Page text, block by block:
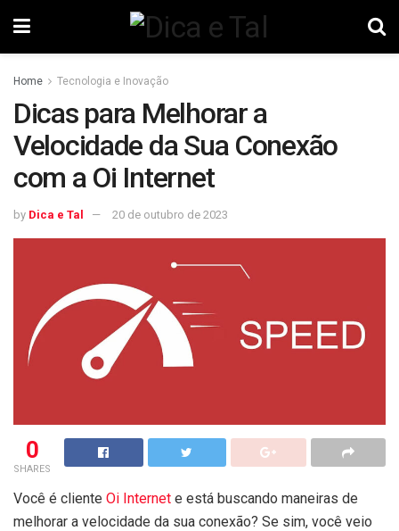
Home Tecnologia e Inovação
Dicas para Melhorar a
Velocidade da Sua Conexão
com a Oi Internet
by Dica e Tal 20 de outubro de 2023
0
SHARES
Você é cliente Oi Internet e está buscando maneiras de
melhorar a velocidade da sua conexão? Se sim, você veio